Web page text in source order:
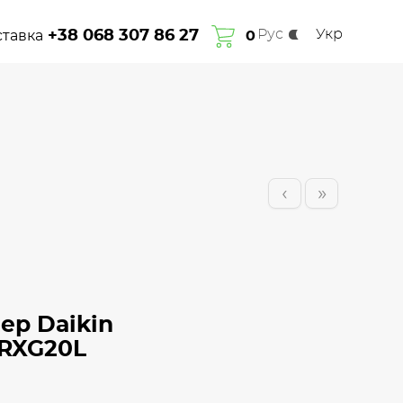
Про насГарантіяСплата та доставка Контакти
+38 068 307 86 27 0 Рус Укр
‹ »
Daikin